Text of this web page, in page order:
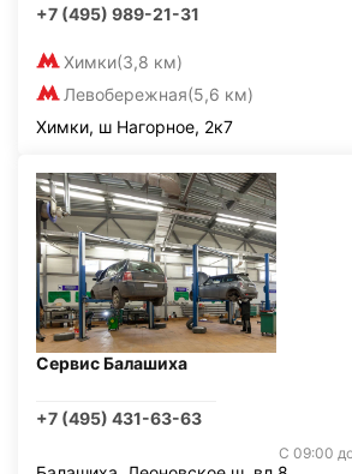
+7 (495) 989-21-31
Химки(3,8 км)
Левобережная(5,6 км)
Химки, ш Нагорное, 2к7
Сервис Балашиха
+7 (495) 431-63-63
С 09:00